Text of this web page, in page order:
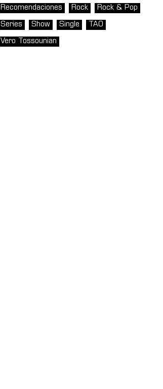
Recomendaciones Rock Rock & Pop
Series Show Single TAO
Vero Tossounian